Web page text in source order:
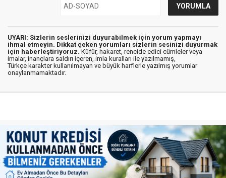
UYARI: Sizlerin seslerinizi duyurabilmek için yorum yapmayı
ihmal etmeyin. Dikkat çeken yorumları sizlerin sesinizi duyurmak
için haberleştiriyoruz. Küfür, hakaret, rencide edici cümleler veya
imalar, inançlara saldırı içeren, imla kuralları ile yazılmamış,
Türkçe karakter kullanılmayan ve büyük harflerle yazılmış yorumlar
onaylanmamaktadır.